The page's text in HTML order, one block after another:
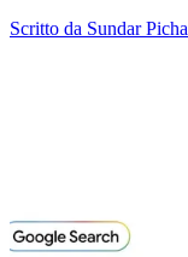
Scritto da Sundar